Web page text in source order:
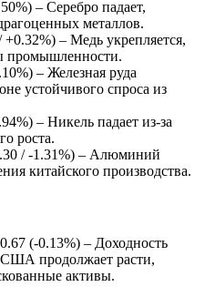
– Серебро падает,
металлов.
– Медь укрепляется,
промышленности.
– Железная руда
устойчивого спроса из
– Никель падает из-за
роста.
/ -1.31%) – Алюминий
китайского производства.
(-0.13%) – Доходность
США продолжает расти,
активы.